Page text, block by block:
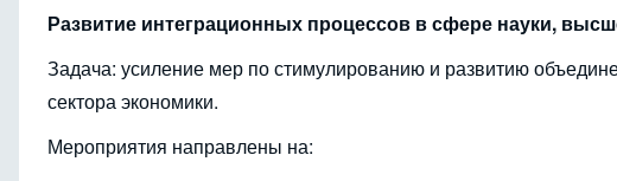
Развитие интеграционных процессов в сфере науки,
Задача: усиление мер по стимулированию и развитию
сектора экономики.
Мероприятия направлены на: